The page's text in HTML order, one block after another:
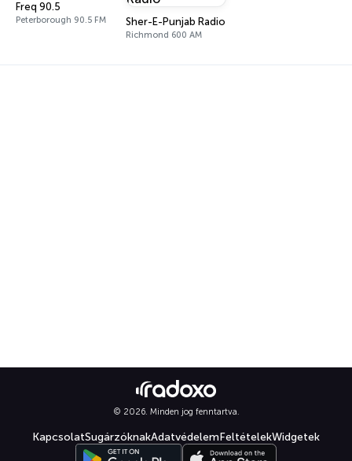
Freq 90.5
Peterborough 90.5 FM Sher-E-Punjab Radio
Richmond 600 AM
© 2026. Minden jog fenntartva.
KapcsolatSugárzóknakAdatvédelemFeltételekWidgetek